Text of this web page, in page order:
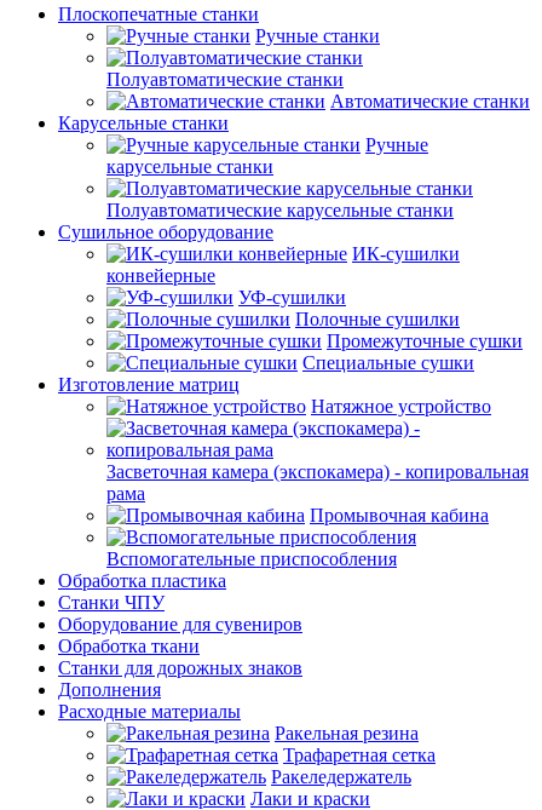
Плоскопечатные станки
Ручные станки
Полуавтоматические станки
Автоматические станки
Карусельные станки
Ручные
карусельные станки
Полуавтоматические карусельные станки
Сушильное оборудование
ИК-сушилки
конвейерные
УФ-сушилки
Полочные сушилки
Промежуточные сушки
Специальные сушки
Изготовление матриц
Натяжное устройство
Засветочная камера (экспокамера) - копировальная
рама
Промывочная кабина
Вспомогательные приспособления
Обработка пластика
Станки ЧПУ
Оборудование для сувениров
Обработка ткани
Станки для дорожных знаков
Дополнения
Расходные материалы
Ракельная резина
Трафаретная сетка
Ракеледержатель
Лаки и краски